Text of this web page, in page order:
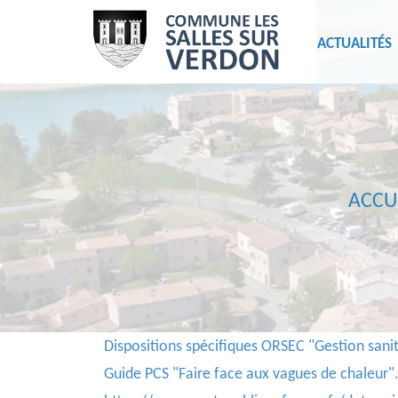
ACTUALITÉS
Dispositions spécifiques ORSEC "Gestion
Guide PCS "Faire face aux vagues de